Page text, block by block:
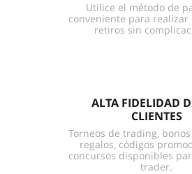
Utilice el método de
conveniente para realizar
retiros sin
ALTA FIDELIDAD
CLIENTES
Torneos de trading,
regalos, códigos
concursos disponibles
trader.